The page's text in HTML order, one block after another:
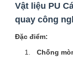
Vật liệu PU
quay công
Đặc điểm:
Chống